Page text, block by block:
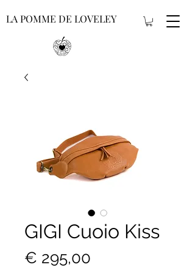
LA POMME DE LOVELEY
GIGI Cuoio Kiss
€ 295,00